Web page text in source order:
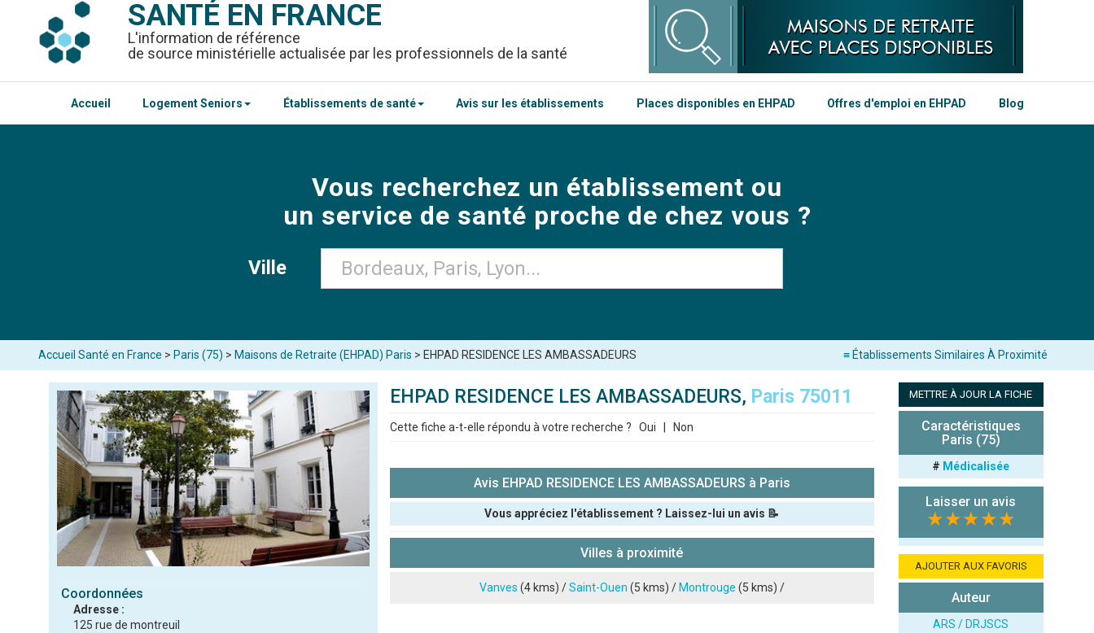
SANTÉ EN FRANCE
L'information de référence
de source ministérielle actualisée par les professionnels de la santé
Accueil Logement Seniors Établissements de santé Avis sur les établissements Places disponibles en EHPAD Offres d'emploi en EHPAD Blog
Vous recherchez un établissement ou
un service de santé proche de chez vous ?
Ville
≡ Établissements Similaires À Proximité
Accueil Santé en France > Paris (75) > Maisons de Retraite (EHPAD) Paris > EHPAD RESIDENCE LES AMBASSADEURS
Coordonnées
Adresse :
125 rue de montreuil
EHPAD RESIDENCE LES AMBASSADEURS, Paris 75011
Cette fiche a-t-elle répondu à votre recherche ? Oui Non
Avis EHPAD RESIDENCE LES AMBASSADEURS à Paris
Vous appréciez l'établissement ? Laissez-lui un avis 📝
Note que vous souhaitez attribuer :
Villes à proximité
Vanves (4 kms) /Saint-Ouen (5 kms) / Montrouge (5 kms) /
METTRE À JOUR LA FICHE
Caractéristiques
Paris (75)
# Médicalisée
Laisser un avis
★★★★★
AJOUTER AUX FAVORIS
Auteur
ARS / DRJSCS